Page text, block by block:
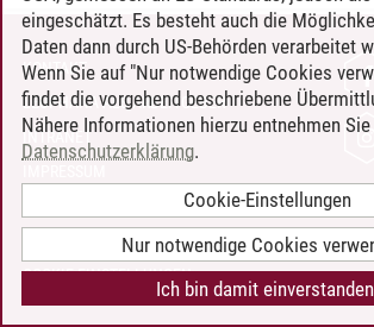
KONTAKT
LEUPHANA ALS ARBEITGEBER
INTRANET
BARRIEREFREIHEIT
COOKIE-EINSTELLUNGEN
eingeschätzt. Es besteht auch die
Daten dann durch US-Behörden verarbeitet
Wenn Sie auf "Nur notwendige Cookies
findet die vorgehend beschriebene
Nähere Informationen hierzu entnehmen
Datenschutzerklärung.
Cookie-Einstellungen
Nur notwendige Cookies
Ich bin damit